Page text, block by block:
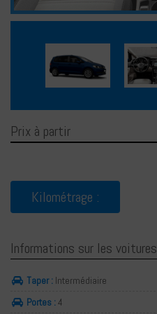
Prix à partir
Kilométrage :
Informations sur les voitures
Taper : Intermédiaire
Portes :4